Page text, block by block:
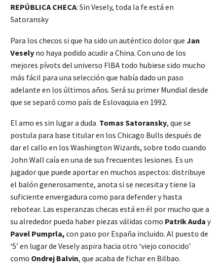
REPÚBLICA CHECA: Sin Vesely, toda la fe está en
Satoransky
Para los checos si que ha sido un auténtico dolor que Jan
Vesely no haya podido acudir a China. Con uno de los
mejores pívots del universo FIBA todo hubiese sido mucho
más fácil para una selección que había dado un paso
adelante en los últimos años. Será su primer Mundial desde
que se separó como país de Eslovaquia en 1992.
El amo es sin lugar a duda Tomas Satoransky, que se
postula para base titular en los Chicago Bulls después de
dar el callo en los Washington Wizards, sobre todo cuando
John Wall caía en una de sus frecuentes lesiones. Es un
jugador que puede aportar en muchos aspectos: distribuye
el balón generosamente, anota si se necesita y tiene la
suficiente envergadura como para defender y hasta
rebotear. Las esperanzas checas está en él por mucho que a
su alrededor pueda haber piezas válidas como Patrik Auda y
Pavel Pumprla, con paso por España incluido. Al puesto de
‘5’ en lugar de Vesely aspira hacia otro ‘viejo conocido’
como Ondrej Balvin, que acaba de fichar en Bilbao.